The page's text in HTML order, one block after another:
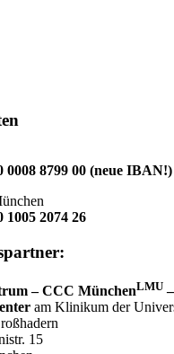
0008 8799 00 (neue IBAN!)
1005 2074 26
– CCC MünchenLMU
am Klinikum der
15